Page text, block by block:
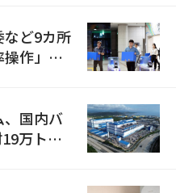
ど9カ所
作」の
、国内バ
万トン